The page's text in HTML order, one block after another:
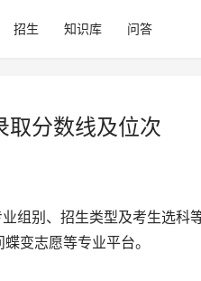
招生 知识库 问答
分数线及位次
变志愿等专业平台。